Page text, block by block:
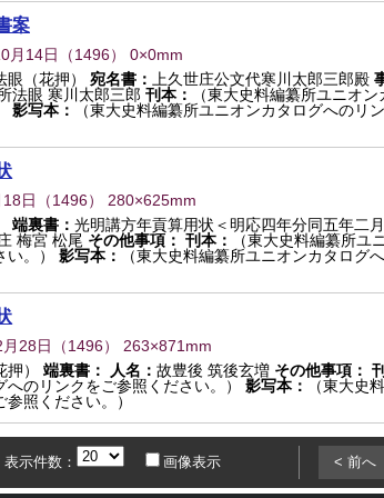
案
月14日 （1496） 0×0mm
（花押） 宛名書： 上久世庄公文代寒川太郎三郎殿
法眼 寒川太郎三郎 刊本：
（東大史料編纂所ユニオ
影写本：
（東大史料編纂所ユニオンカタログへのリ
日 （1496） 280×625mm
端裏書： 光明講方年貢算用状＜明応四年分同五年二
梅宮 松尾 その他事項： 刊本：
（東大史料編纂所ユ
。）
影写本：
（東大史料編纂所ユニオンカタログ
28日 （1496） 263×871mm
） 端裏書： 人名： 故豊後 筑後玄増 その他事項：
のリンクをご参照ください。）
影写本：
（東大史
照ください。）
表示件数： 画像表示 < 前へ